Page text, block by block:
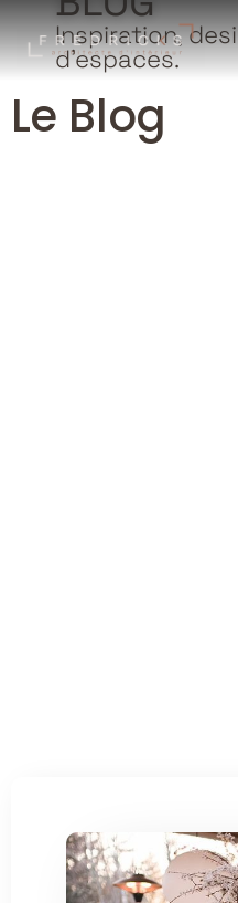
Le Blog
Inspiration,
d’espaces.